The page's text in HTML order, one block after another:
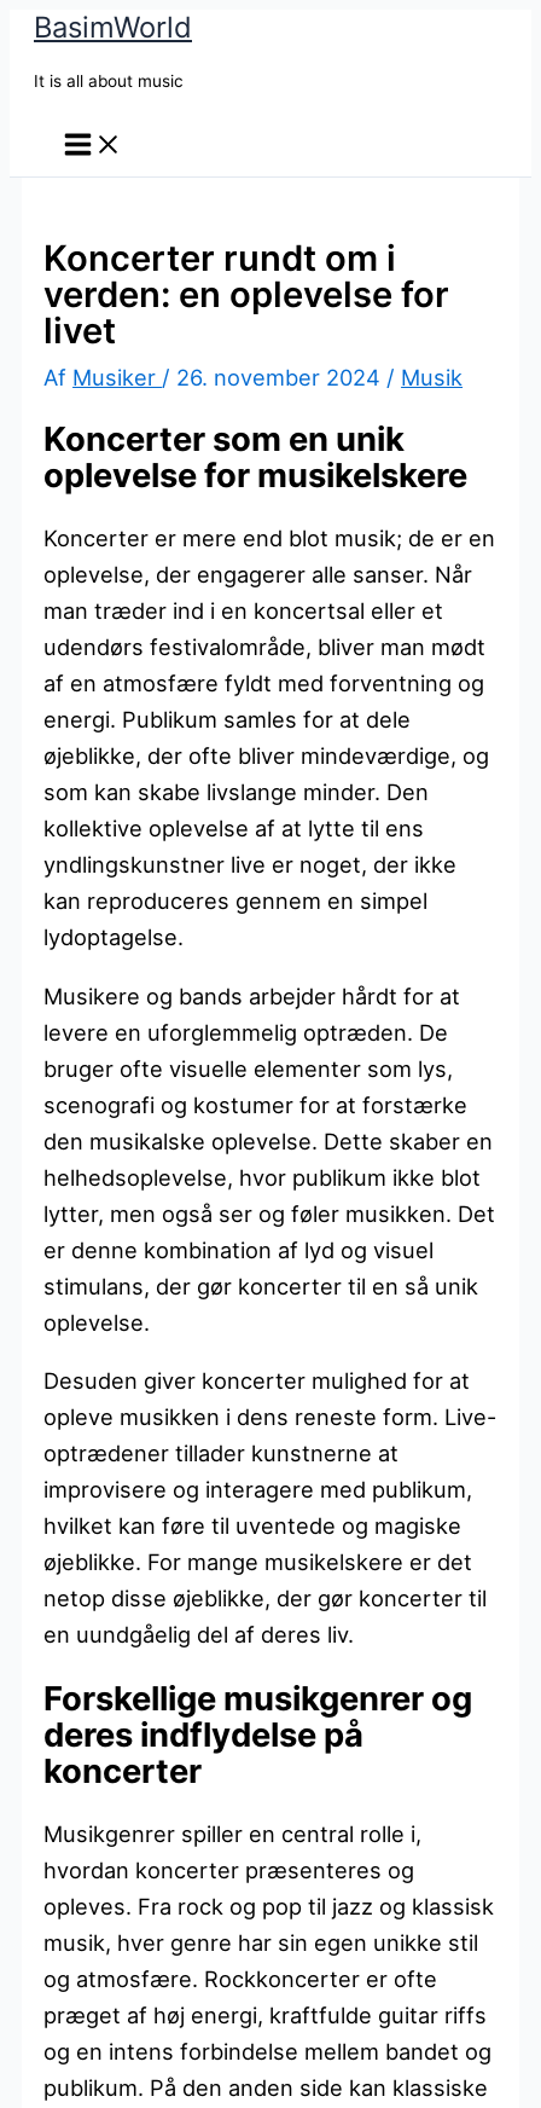
BasimWorld
It is all about music
Koncerter rundt om i
verden: en oplevelse for
livet
Af Musiker / 26. november 2024 / Musik
Koncerter som en unik
oplevelse for musikelskere
Koncerter er mere end blot musik; de er en
oplevelse, der engagerer alle sanser. Når
man træder ind i en koncertsal eller et
udendørs festivalområde, bliver man mødt
af en atmosfære fyldt med forventning og
energi. Publikum samles for at dele
øjeblikke, der ofte bliver mindeværdige, og
som kan skabe livslange minder. Den
kollektive oplevelse af at lytte til ens
yndlingskunstner live er noget, der ikke
kan reproduceres gennem en simpel
lydoptagelse.
Musikere og bands arbejder hårdt for at
levere en uforglemmelig optræden. De
bruger ofte visuelle elementer som lys,
scenografi og kostumer for at forstærke
den musikalske oplevelse. Dette skaber en
helhedsoplevelse, hvor publikum ikke blot
lytter, men også ser og føler musikken. Det
er denne kombination af lyd og visuel
stimulans, der gør koncerter til en så unik
oplevelse.
Desuden giver koncerter mulighed for at
opleve musikken i dens reneste form. Live-
optrædener tillader kunstnerne at
improvisere og interagere med publikum,
hvilket kan føre til uventede og magiske
øjeblikke. For mange musikelskere er det
netop disse øjeblikke, der gør koncerter til
en uundgåelig del af deres liv.
Forskellige musikgenrer og
deres indflydelse på
koncerter
Musikgenrer spiller en central rolle i,
hvordan koncerter præsenteres og
opleves. Fra rock og pop til jazz og klassisk
musik, hver genre har sin egen unikke stil
og atmosfære. Rockkoncerter er ofte
præget af høj energi, kraftfulde guitar riffs
og en intens forbindelse mellem bandet og
publikum. På den anden side kan klassiske